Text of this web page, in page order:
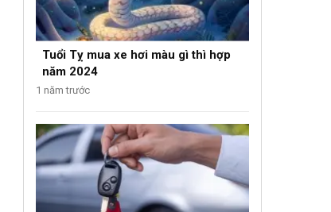
Tuổi Tỵ mua xe hơi màu gì thì hợp
năm 2024
1 năm trước